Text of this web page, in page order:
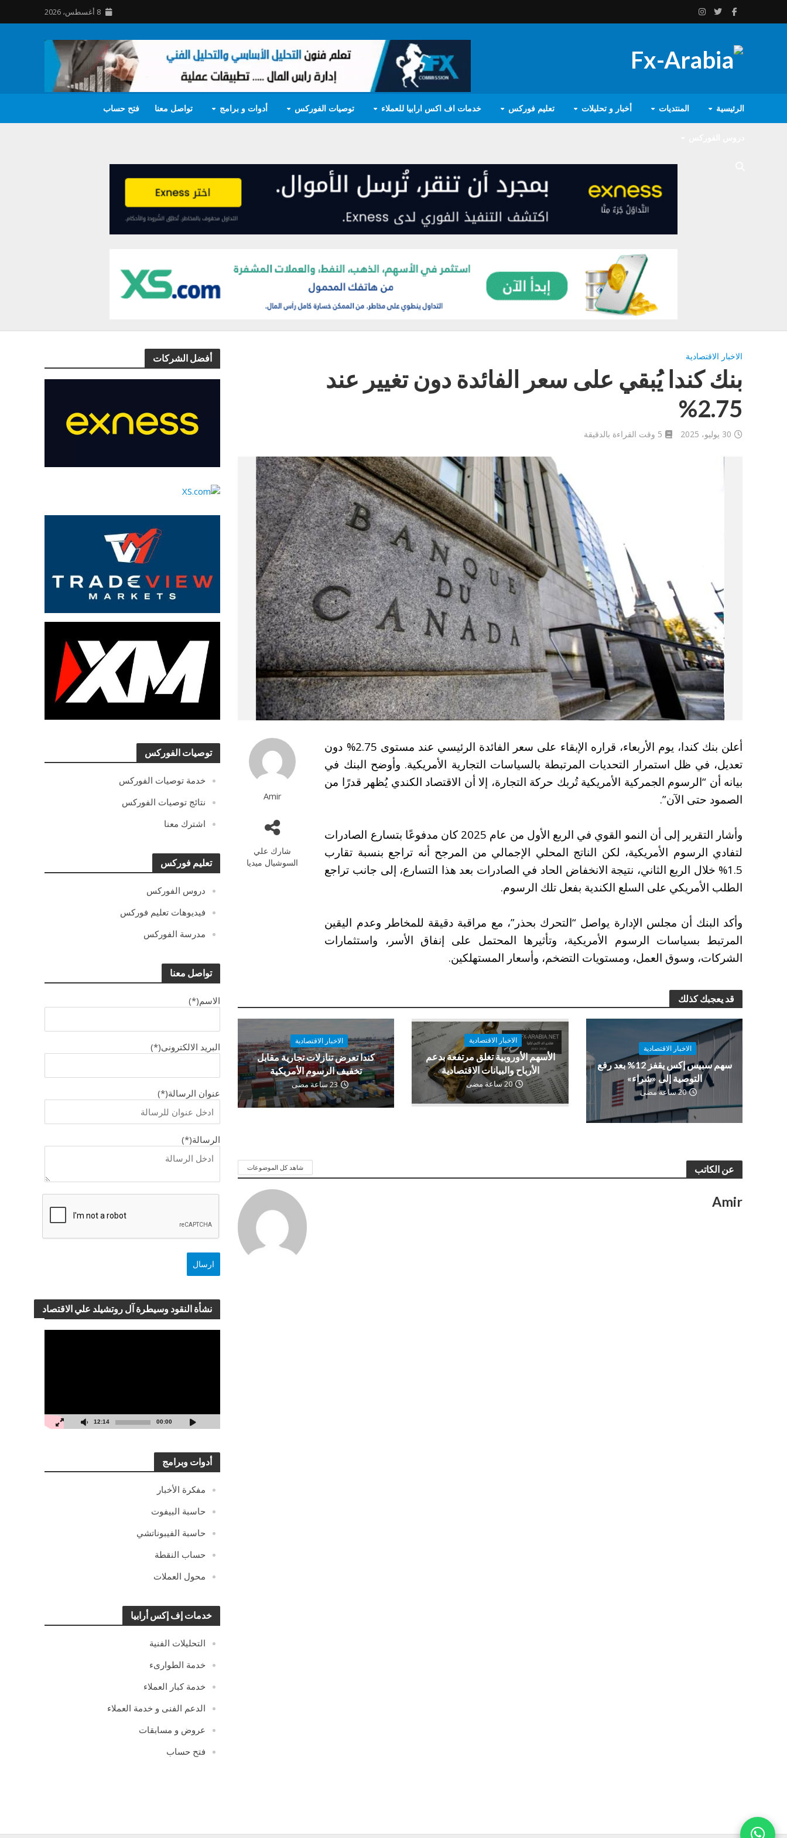
8 أغسطس، 2026
الرئيسية المنتديات أخبار و تحليلات تعليم فوركس خدمات اف اكس ارابيا للعملاء توصيات الفوركس أدوات و برامج تواصل معنا فتح حساب
أفضل الشركات
توصيات الفوركس
خدمة توصيات الفوركس
نتائج توصيات الفوركس
اشترك معنا
تعليم فوركس
دروس الفوركس
فيديوهات تعليم فوركس
مدرسة الفوركس
تواصل معنا
الاسم(*)
البريد الالكترونى(*)
عنوان الرسالة(*)
الرسالة(*)
نشأة النقود وسيطرة آل روتشيلد علي الاقتصاد
00:00
12:14
أدوات وبرامج
مفكرة الأخبار
حاسبة البيفوت
حاسبة الفيبوناتشي
حساب النقطة
محول العملات
خدمات إف إكس أرابيا
التحليلات الفنية
خدمة الطوارىء
خدمة كبار العملاء
الدعم الفنى و خدمة العملاء
عروض و مسابقات
فتح حساب
الاخبار الاقتصادية
بنك كندا يُبقي على سعر الفائدة دون تغيير عند
2.75%
30 يوليو، 2025 5 وقت القراءة بالدقيقة
Amir
شارك علي
السوشيال ميديا
أعلن بنك كندا، يوم الأربعاء، قراره الإبقاء على سعر الفائدة الرئيسي عند مستوى 2.75% دون
تعديل، في ظل استمرار التحديات المرتبطة بالسياسات التجارية الأمريكية. وأوضح البنك في
بيانه أن “الرسوم الجمركية الأمريكية تُربك حركة التجارة، إلا أن الاقتصاد الكندي يُظهر قدرًا من
الصمود حتى الآن”.
وأشار التقرير إلى أن النمو القوي في الربع الأول من عام 2025 كان مدفوعًا بتسارع الصادرات
لتفادي الرسوم الأمريكية، لكن الناتج المحلي الإجمالي من المرجح أنه تراجع بنسبة تقارب
1.5% خلال الربع الثاني، نتيجة الانخفاض الحاد في الصادرات بعد هذا التسارع، إلى جانب تراجع
الطلب الأمريكي على السلع الكندية بفعل تلك الرسوم.
وأكد البنك أن مجلس الإدارة يواصل “التحرك بحذر”، مع مراقبة دقيقة للمخاطر وعدم اليقين
المرتبط بسياسات الرسوم الأمريكية، وتأثيرها المحتمل على إنفاق الأسر، واستثمارات
الشركات، وسوق العمل، ومستويات التضخم، وأسعار المستهلكين.
قد يعجبك كذلك
الاخبار الاقتصادية
سهم سبيس إكس يقفز 12% بعد رفع
التوصية إلى «شراء»
20 ساعة مضى
الاخبار الاقتصادية
الأسهم الأوروبية تغلق مرتفعة بدعم
الأرباح والبيانات الاقتصادية
20 ساعة مضى
الاخبار الاقتصادية
كندا تعرض تنازلات تجارية مقابل
تخفيف الرسوم الأمريكية
23 ساعة مضى
عن الكاتب شاهد كل الموضوعات
Amir